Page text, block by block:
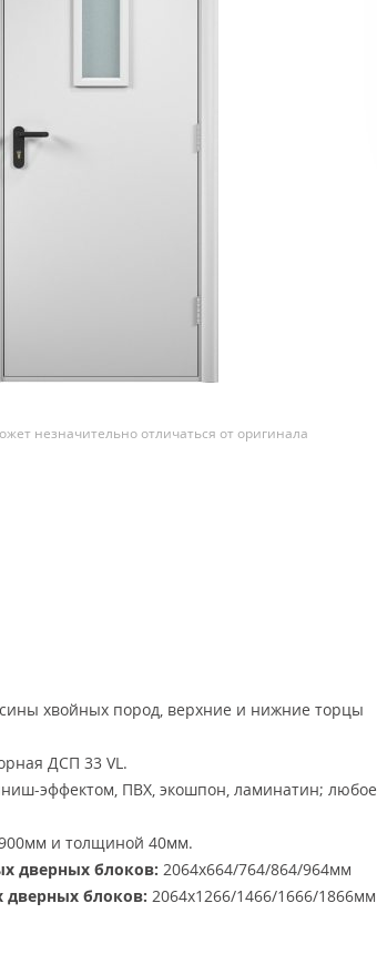
незначительно отличаться от оригинала
хвойных пород, верхние и нижние торцы
ДСП 33 VL.
эффектом, ПВХ, экошпон, ламинатин; любое
900мм и толщиной 40мм.
дверных блоков: 2064х664/764/864/964мм
дверных блоков: 2064х1266/1466/1666/1866мм